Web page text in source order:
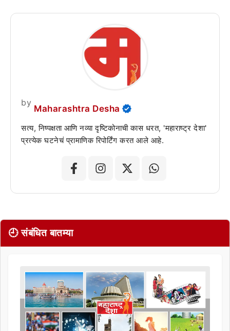
by
Maharashtra Desha
सत्य, निष्पक्षता आणि नव्या दृष्टिकोनाची कास धरत, 'महाराष्ट्र देशा'
प्रत्येक घटनेचं प्रामाणिक रिपोर्टिंग करत आले आहे.
🕘 संबंधित बातम्या